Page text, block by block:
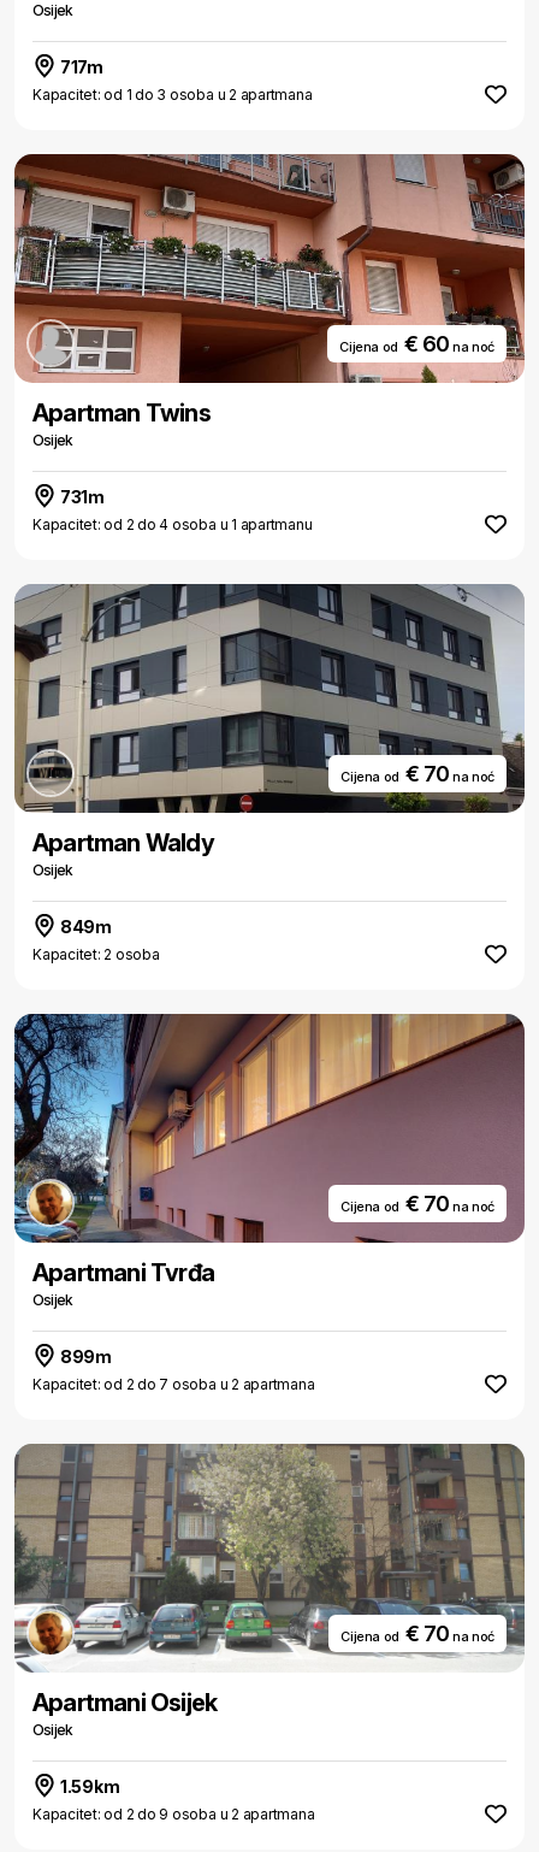
Osijek
717m
Kapacitet: od 1 do 3 osoba u 2 apartmana
Cijena od € 60na noć
Apartman Twins
Osijek
731m
Kapacitet: od 2 do 4 osoba u 1 apartmanu
Cijena od € 70na noć
Apartman Waldy
Osijek
849m
Kapacitet: 2 osoba
Cijena od € 70na noć
Apartmani Tvrđa
Osijek
899m
Kapacitet: od 2 do 7 osoba u 2 apartmana
Cijena od € 70na noć
Apartmani Osijek
Osijek
1.59km
Kapacitet: od 2 do 9 osoba u 2 apartmana